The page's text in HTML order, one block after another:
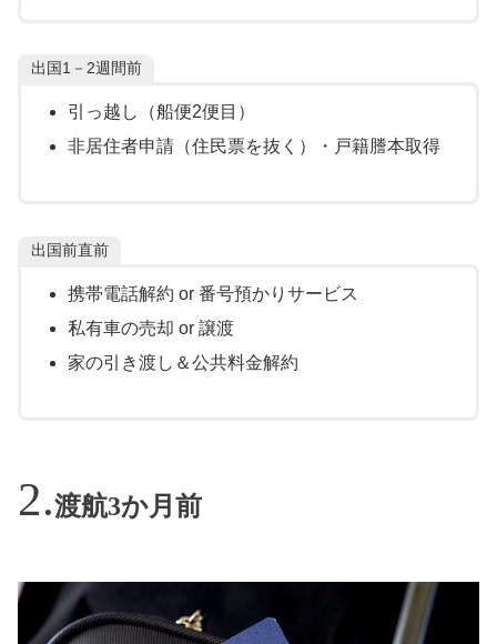
出国1－2週間前
引っ越し（船便2便目）
非居住者申請（住民票を抜く）・戸籍謄本取得
出国前直前
携帯電話解約 or 番号預かりサービス
私有車の売却 or 譲渡
家の引き渡し＆公共料金解約
渡航3か月前